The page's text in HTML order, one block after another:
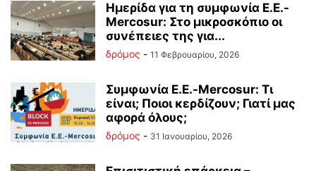
Ημερίδα για τη συμφωνία Ε.Ε.-
Mercosur: Στο μικροσκόπιο οι
συνέπειες της για...
δρόμος - 11 Φεβρουαρίου, 2026
Συμφωνία Ε.Ε.-Mercosur: Τι
είναι; Ποιοι κερδίζουν; Γιατί μας
αφορά όλους;
δρόμος - 31 Ιανουαρίου, 2026